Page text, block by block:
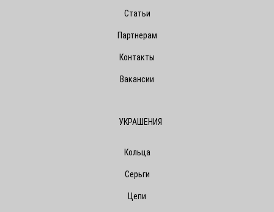
Статьи
Партнерам
Контакты
Вакансии
УКРАШЕНИЯ
Кольца
Серьги
Цепи